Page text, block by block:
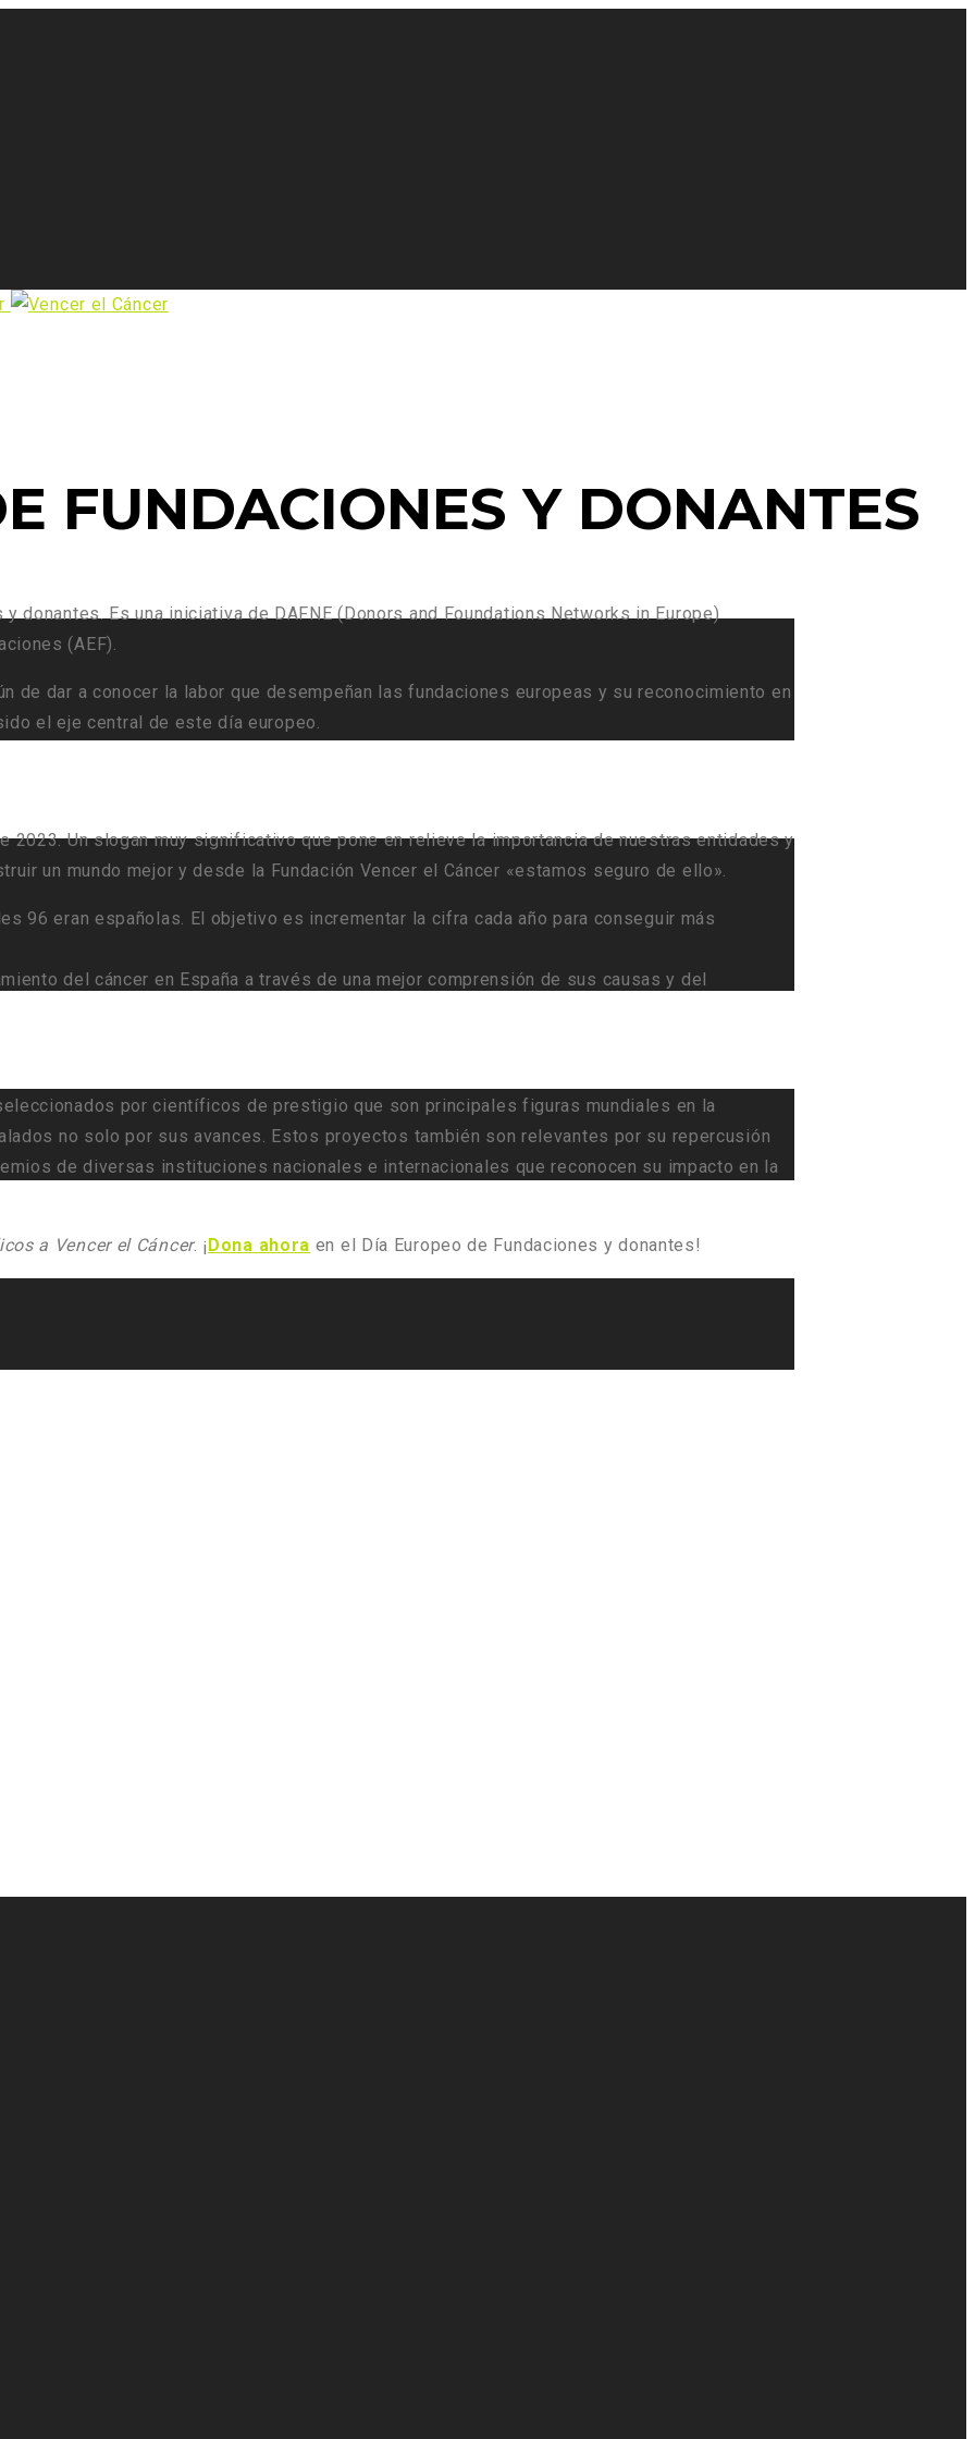
FUNDACIONES Y DONANTES
donantes. Es una iniciativa de DAFNE (Donors and Foundations Networks in Europe)
(AEF).
de dar a conocer la labor que desempeñan las fundaciones europeas y su reconocimiento en
el eje central de este día europeo.
2023. Un slogan muy significativo que pone en relieve la importancia de nuestras entidades y
un mundo mejor y desde la Fundación Vencer el Cáncer «estamos seguro de ello».
96 eran españolas. El objetivo es incrementar la cifra cada año para conseguir más
del cáncer en España a través de una mejor comprensión de sus causas y del
por científicos de prestigio que son principales figuras mundiales en la
no solo por sus avances. Estos proyectos también son relevantes por su repercusión
de diversas instituciones nacionales e internacionales que reconocen su impacto en la
a Vencer el Cáncer. ¡Dona ahora en el Día Europeo de Fundaciones y donantes!